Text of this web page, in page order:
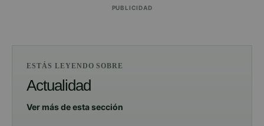
PUBLICIDAD
ESTÁS LEYENDO SOBRE
Actualidad
Ver más de esta sección